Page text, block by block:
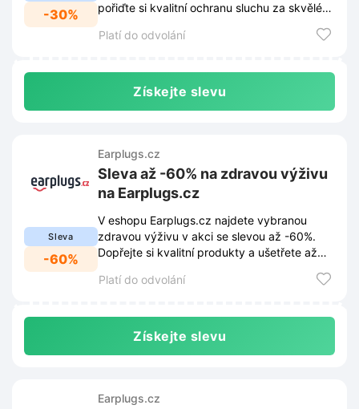
-30%
pořiďte si kvalitní ochranu sluchu za skvělé
Platí do odvolání
Získejte slevu
Sleva
-60%
Earplugs.cz
Sleva až -60% na zdravou výživu
na Earplugs.cz
V eshopu Earplugs.cz najdete vybranou
zdravou výživu v akci se slevou až -60%.
Dopřejte si kvalitní produkty a ušetřete až
Platí do odvolání
Získejte slevu
Earplugs.cz